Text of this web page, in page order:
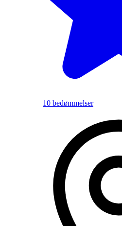
10 bedømmelser